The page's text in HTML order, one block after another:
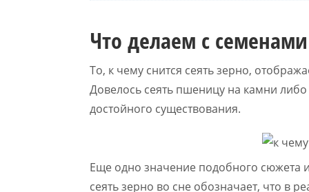
Что делаем с семенами
То, к чему снится сеять зерно,
Довелось сеять пшеницу на камни
достойного существования.
Еще одно значение подобного сюжета
сеять зерно во сне обозначает, что в